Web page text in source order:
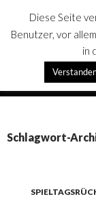
SPRINGE
Schlagwort-
Diese Seite
Benutzer, vor
in